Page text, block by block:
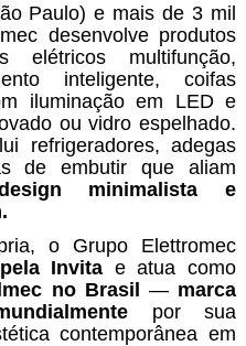
Paulo) e mais de 3 mil
desenvolve produtos
elétricos multifunção,
inteligente, coifas
iluminação em LED e
ou vidro espelhado.
refrigeradores, adegas
de embutir que aliam
minimalista e
o Grupo Elettromec
Invita e atua como
no Brasil — marca
por sua
contemporânea em